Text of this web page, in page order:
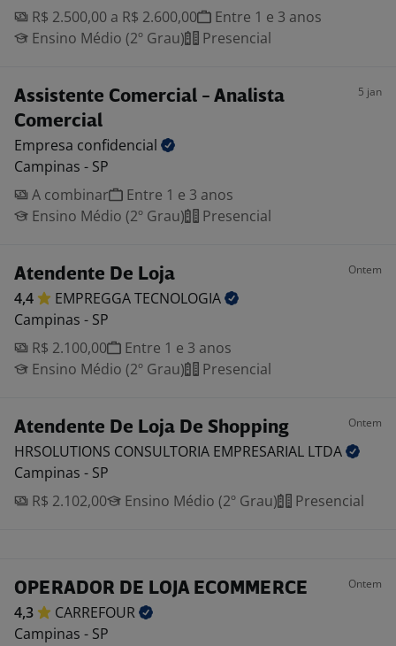
R$ 2.500,00 a R$ 2.600,00
Entre 1 e 3 anos
Ensino Médio (2º Grau)
Presencial
Assistente Comercial - Analista
Comercial
5 jan
Empresa confidencial
Campinas - SP
A combinar
Entre 1 e 3 anos
Ensino Médio (2º Grau)
Presencial
Atendente De Loja Ontem
4,4 EMPREGGATECNOLOGIA
Campinas - SP
R$ 2.100,00
Entre 1 e 3 anos
Ensino Médio (2º Grau)
Presencial
Atendente De Loja De Shopping Ontem
HRSOLUTIONS CONSULTORIA EMPRESARIAL LTDA
Campinas - SP
R$ 2.102,00
Ensino Médio (2º Grau) Presencial
OPERADOR DE LOJA ECOMMERCE Ontem
4,3
CARREFOUR
Campinas - SP